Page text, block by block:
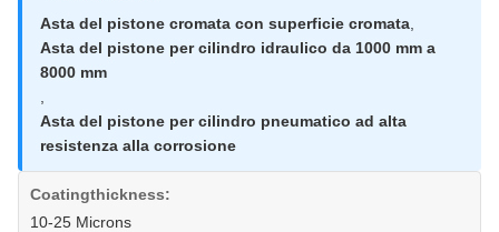
Asta del pistone cromata con superficie cromata
Asta del pistone per cilindro idraulico da 1000 mm a
8000 mm
Asta del pistone per cilindro pneumatico ad alta
resistenza alla corrosione
Coatingthickness:
10-25 Microns